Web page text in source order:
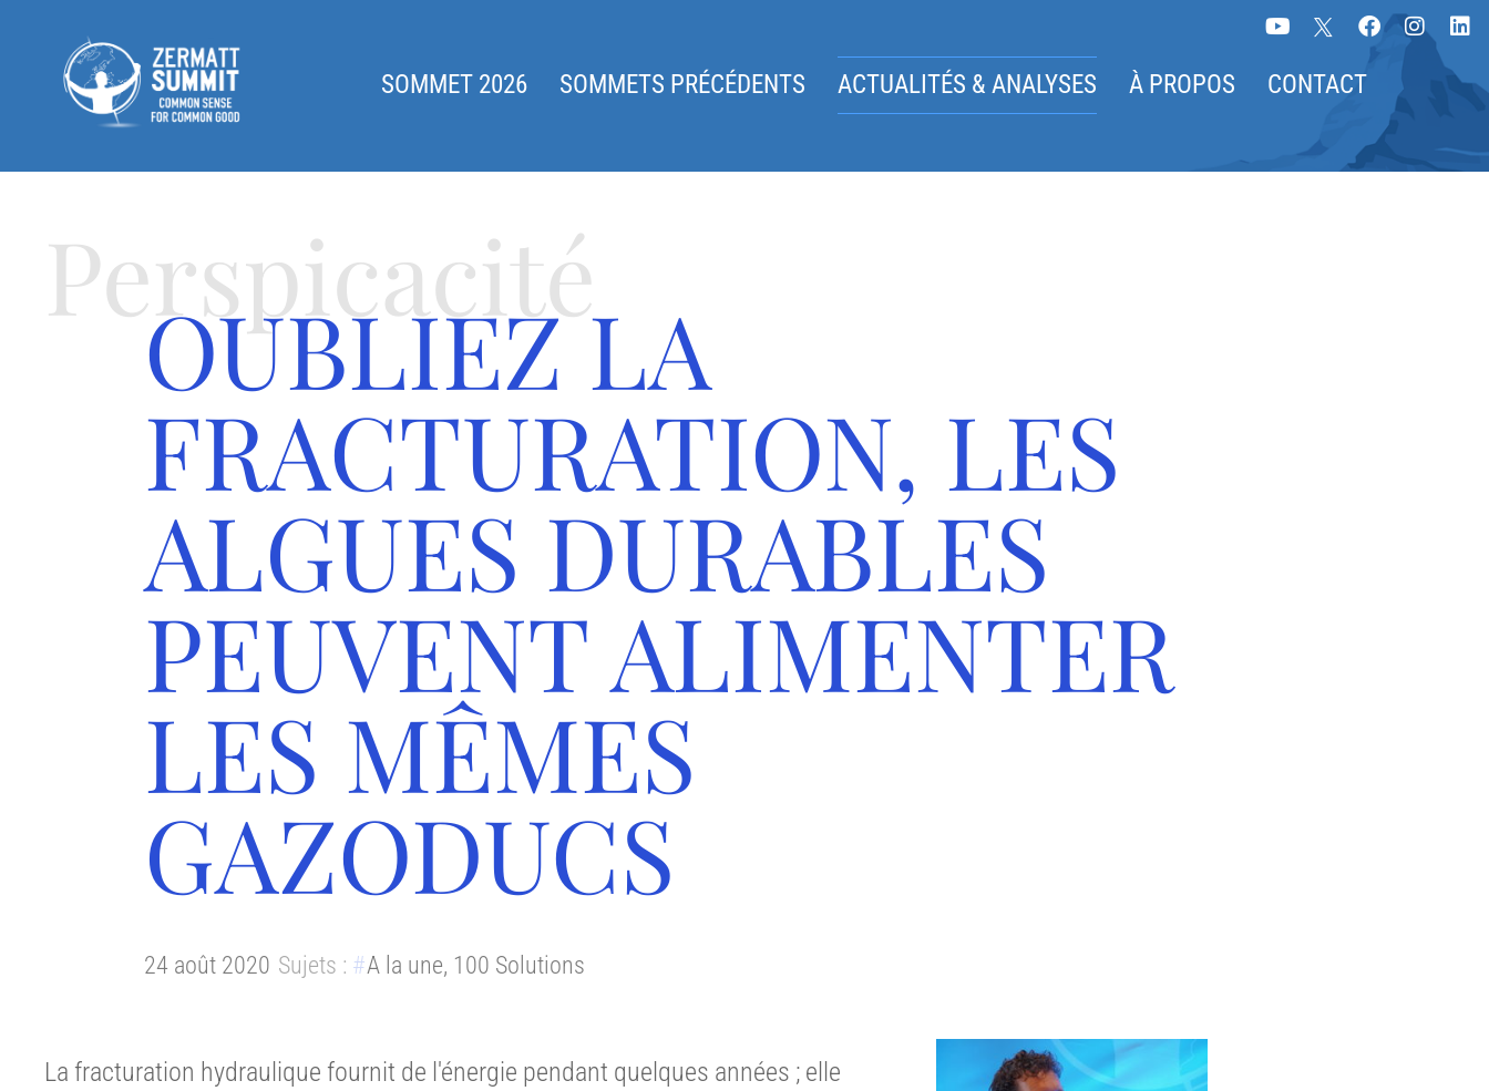
SOMMET 2026 SOMMETS PRÉCÉDENTS ACTUALITÉS & ANALYSES À PROPOS CONTACT
Perspicacité
OUBLIEZ LA
FRACTURATION, LES
ALGUES DURABLES
PEUVENT ALIMENTER
LES MÊMES
GAZODUCS
24 août 2020 Sujets : A la une, 100 Solutions
La fracturation hydraulique fournit de l'énergie pendant quelques années ; elle